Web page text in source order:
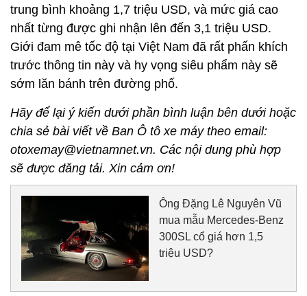
trung bình khoảng 1,7 triệu USD, và mức giá cao
nhất từng được ghi nhận lên đến 3,1 triệu USD.
Giới đam mê tốc độ tại Việt Nam đã rất phấn khích
trước thông tin này và hy vọng siêu phẩm này sẽ
sớm lăn bánh trên đường phố.
Hãy để lại ý kiến dưới phần bình luận bên dưới hoặc
chia sẻ bài viết về Ban Ô tô xe máy theo email:
otoxemay@vietnamnet.vn. Các nội dung phù hợp
sẽ được đăng tải. Xin cảm ơn!
Ông Đặng Lê Nguyên Vũ
mua mẫu Mercedes-Benz
300SL cổ giá hơn 1,5
triệu USD?